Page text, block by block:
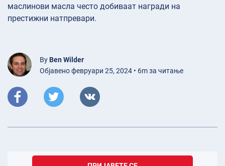
маслинови масла често добиваат награди на
престижни натпревари.
By Ben Wilder
Објавено февруари 25, 2024 • 6m за читање